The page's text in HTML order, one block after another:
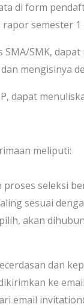
di form
semester 1
SMA/SMK,
mengisinya
dapat
meliputi:
proses seleksi
sesuai
akan
dan
ke
email